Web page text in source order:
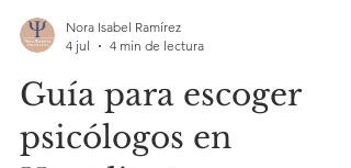
Nora Isabel Ramírez